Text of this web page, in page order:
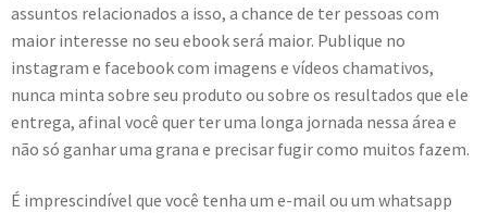
assuntos relacionados a isso, a chance de ter pessoas com
maior interesse no seu ebook será maior. Publique no
instagram e facebook com imagens e vídeos chamativos,
nunca minta sobre seu produto ou sobre os resultados que ele
entrega, afinal você quer ter uma longa jornada nessa área e
não só ganhar uma grana e precisar fugir como muitos fazem.
É imprescindível que você tenha um e-mail ou um whatsapp